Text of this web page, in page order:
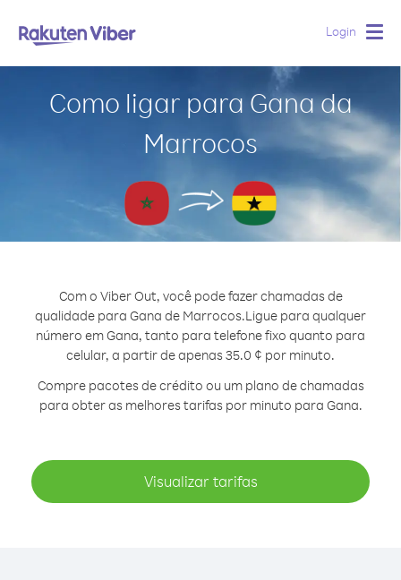
Login
Como ligar para Gana da
Marrocos
Com o Viber Out, você pode fazer chamadas de
qualidade para Gana de Marrocos.Ligue para qualquer
número em Gana, tanto para telefone fixo quanto para
celular, a partir de apenas 35.0 ¢ por minuto.
Compre pacotes de crédito ou um plano de chamadas
para obter as melhores tarifas por minuto para Gana.
Visualizar tarifas